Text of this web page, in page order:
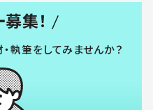
集！
執筆をしてみませんか？